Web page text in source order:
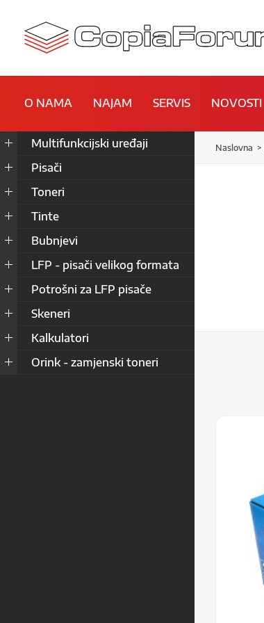
O NAMA NAJAM SERVIS NOVOSTI
Multifunkcijski uređaji
Pisači
Toneri
Tinte
Bubnjevi
LFP - pisači velikog formata
Potrošni za LFP pisače
Skeneri
Kalkulatori
Orink - zamjenski toneri
Naslovna